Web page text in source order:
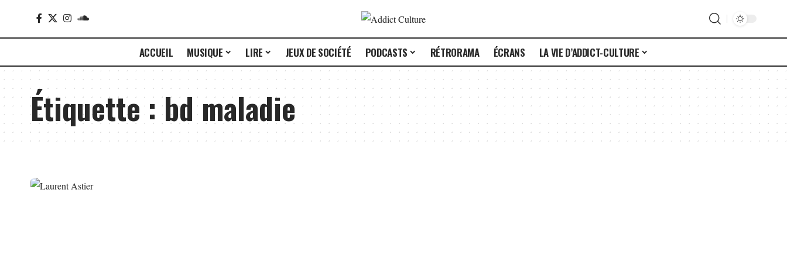
ACCUEIL MUSIQUE LIRE JEUX DE SOCIÉTÉ PODCASTS RÉTRORAMA ÉCRANS LA VIE D’ADDICT-CULTURE
Étiquette :bd maladie